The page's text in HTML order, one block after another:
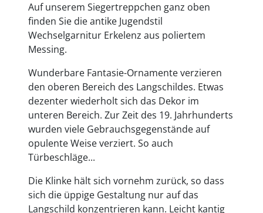
Auf unserem Siegertreppchen ganz oben
finden Sie die antike Jugendstil
Wechselgarnitur Erkelenz aus poliertem
Messing.
Wunderbare Fantasie-Ornamente verzieren
den oberen Bereich des Langschildes. Etwas
dezenter wiederholt sich das Dekor im
unteren Bereich. Zur Zeit des 19. Jahrhunderts
wurden viele Gebrauchsgegenstände auf
opulente Weise verziert. So auch
Türbeschläge...
Die Klinke hält sich vornehm zurück, so dass
sich die üppige Gestaltung nur auf das
Langschild konzentrieren kann. Leicht kantig